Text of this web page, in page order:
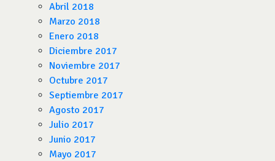
Abril 2018
Marzo 2018
Enero 2018
Diciembre 2017
Noviembre 2017
Octubre 2017
Septiembre 2017
Agosto 2017
Julio 2017
Junio 2017
Mayo 2017